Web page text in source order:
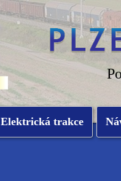
Elektrická trakce